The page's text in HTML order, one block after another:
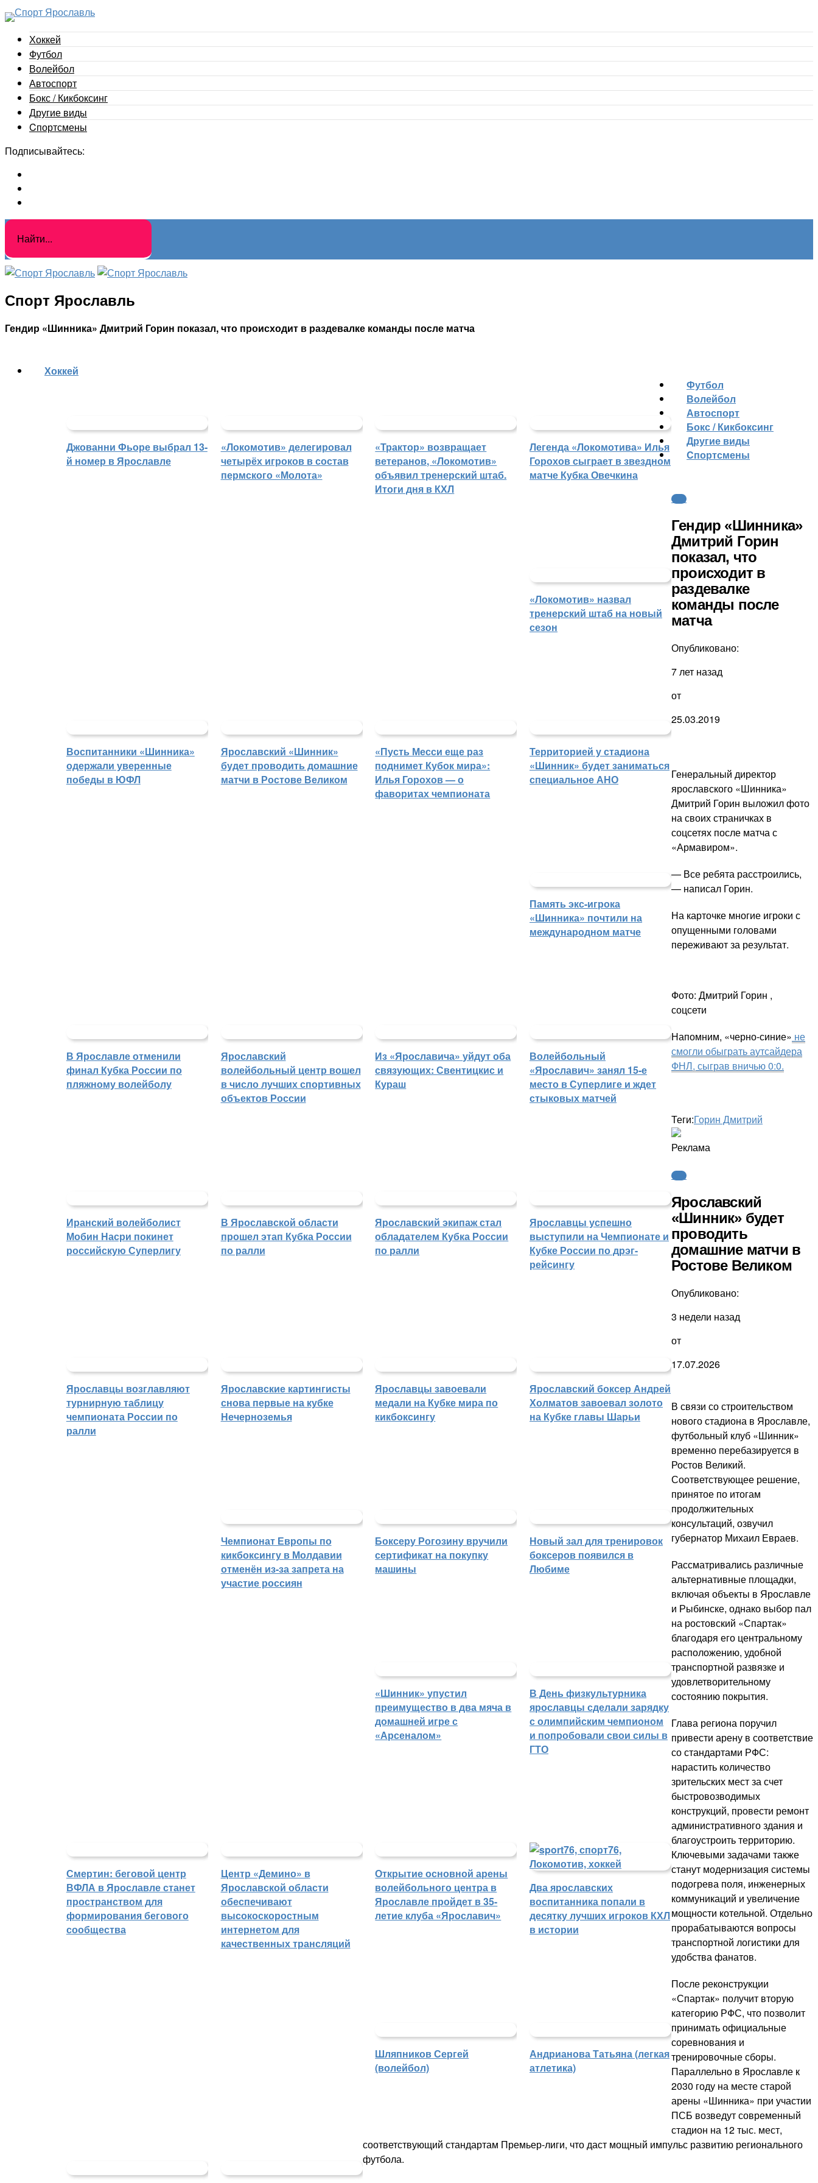
Хоккей
Футбол
Волейбол
Автоспорт
Бокс / Кикбоксинг
Другие виды
Cпортсмены
Подписывайтесь:
Спорт Ярославль
Гендир «Шинника» Дмитрий Горин показал, что происходит в раздевалке команды после матча
Хоккей
Джованни Фьоре выбрал 13-
й номер в Ярославле
«Локомотив» делегировал
четырёх игроков в состав
пермского «Молота»
«Трактор» возвращает
ветеранов, «Локомотив»
объявил тренерский штаб.
Итоги дня в КХЛ
Легенда «Локомотива» Илья
Горохов сыграет в звездном
матче Кубка Овечкина
«Локомотив» назвал
тренерский штаб на новый
сезон
Футбол
Воспитанники «Шинника»
одержали уверенные
победы в ЮФЛ
Ярославский «Шинник»
будет проводить домашние
матчи в Ростове Великом
«Пусть Месси еще раз
поднимет Кубок мира»:
Илья Горохов — о
фаворитах чемпионата
Территорией у стадиона
«Шинник» будет заниматься
специальное АНО
Память экс-игрока
«Шинника» почтили на
международном матче
Волейбол
В Ярославле отменили
финал Кубка России по
пляжному волейболу
Ярославский
волейбольный центр вошел
в число лучших спортивных
объектов России
Из «Ярославича» уйдут оба
связующих: Свентицкис и
Кураш
Волейбольный
«Ярославич» занял 15-е
место в Суперлиге и ждет
стыковых матчей
Иранский волейболист
Мобин Насри покинет
российскую Суперлигу
Автоспорт
В Ярославской области
прошел этап Кубка России
по ралли
Ярославский экипаж стал
обладателем Кубка России
по ралли
Ярославцы успешно
выступили на Чемпионате и
Кубке России по дрэг-
рейсингу
Ярославцы возглавляют
турнирную таблицу
чемпионата России по
ралли
Ярославские картингисты
снова первые на кубке
Нечерноземья
Бокс / Кикбоксинг
Ярославцы завоевали
медали на Кубке мира по
кикбоксингу
Ярославский боксер Андрей
Холматов завоевал золото
на Кубке главы Шарьи
Чемпионат Европы по
кикбоксингу в Молдавии
отменён из-за запрета на
участие россиян
Боксеру Рогозину вручили
сертификат на покупку
машины
Новый зал для тренировок
боксеров появился в
Любиме
Другие виды
«Шинник» упустил
преимущество в два мяча в
домашней игре с
«Арсеналом»
В День физкультурника
ярославцы сделали зарядку
с олимпийским чемпионом
и попробовали свои силы в
ГТО
Смертин: беговой центр
ВФЛА в Ярославле станет
пространством для
формирования бегового
сообщества
Центр «Демино» в
Ярославской области
обеспечивают
высокоскоростным
интернетом для
качественных трансляций
Открытие основной арены
волейбольного центра в
Ярославле пройдет в 35-
летие клуба «Ярославич»
Cпортсмены
Два ярославских
воспитанника попали в
десятку лучших игроков КХЛ
в истории
Шляпников Сергей
(волейбол)
Андрианова Татьяна (легкая
атлетика)
ФНЛ
Гендир «Шинника»
Дмитрий Горин
показал, что
происходит в
раздевалке
команды после
матча
Опубликовано:
7 лет назад
от
25.03.2019
Генеральный директор
ярославского «Шинника»
Дмитрий Горин выложил фото
на своих страничках в
соцсетях после матча с
«Армавиром».
— Все ребята расстроились,
— написал Горин.
На карточке многие игроки с
опущенными головами
переживают за результат.
Фото: Дмитрий Горин ,
соцсети
Напомним, «черно-синие» не
смогли обыграть аутсайдера
ФНЛ, сыграв вничью 0:0.
Теги:Горин Дмитрий
Реклама
ФНЛ
Ярославский
«Шинник» будет
проводить
домашние матчи в
Ростове Великом
Опубликовано:
3 недели назад
от
17.07.2026
В связи со строительством
нового стадиона в Ярославле,
футбольный клуб «Шинник»
временно перебазируется в
Ростов Великий.
Соответствующее решение,
принятое по итогам
продолжительных
консультаций, озвучил
губернатор Михаил Евраев.
Рассматривались различные
альтернативные площадки,
включая объекты в Ярославле
и Рыбинске, однако выбор пал
на ростовский «Спартак»
благодаря его центральному
расположению, удобной
транспортной развязке и
удовлетворительному
состоянию покрытия.
Глава региона поручил
привести арену в соответствие
со стандартами РФС:
нарастить количество
зрительских мест за счет
быстровозводимых
конструкций, провести ремонт
административного здания и
благоустроить территорию.
Ключевыми задачами также
станут модернизация системы
подогрева поля, инженерных
коммуникаций и увеличение
мощности котельной. Отдельно
прорабатываются вопросы
транспортной логистики для
удобства фанатов.
После реконструкции
«Спартак» получит вторую
категорию РФС, что позволит
принимать официальные
соревнования и
тренировочные сборы.
Параллельно в Ярославле к
2030 году на месте старой
арены «Шинника» при участии
ПСБ возведут современный
стадион на 12 тыс. мест,
соответствующий стандартам Премьер-лиги, что даст мощный импульс развитию регионального
футбола.